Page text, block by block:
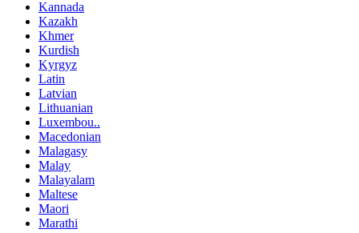
Kannada
Kazakh
Khmer
Kurdish
Kyrgyz
Latin
Latvian
Lithuanian
Luxembou..
Macedonian
Malagasy
Malay
Malayalam
Maltese
Maori
Marathi